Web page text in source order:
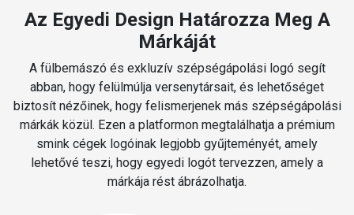
Az Egyedi Design Határozza Meg A
Márkáját
A fülbemászó és exkluzív szépségápolási logó segít
abban, hogy felülmúlja versenytársait, és lehetőséget
biztosít nézőinek, hogy felismerjenek más szépségápolási
márkák közül. Ezen a platformon megtalálhatja a prémium
smink cégek logóinak legjobb gyűjteményét, amely
lehetővé teszi, hogy egyedi logót tervezzen, amely a
márkája rést ábrázolhatja.